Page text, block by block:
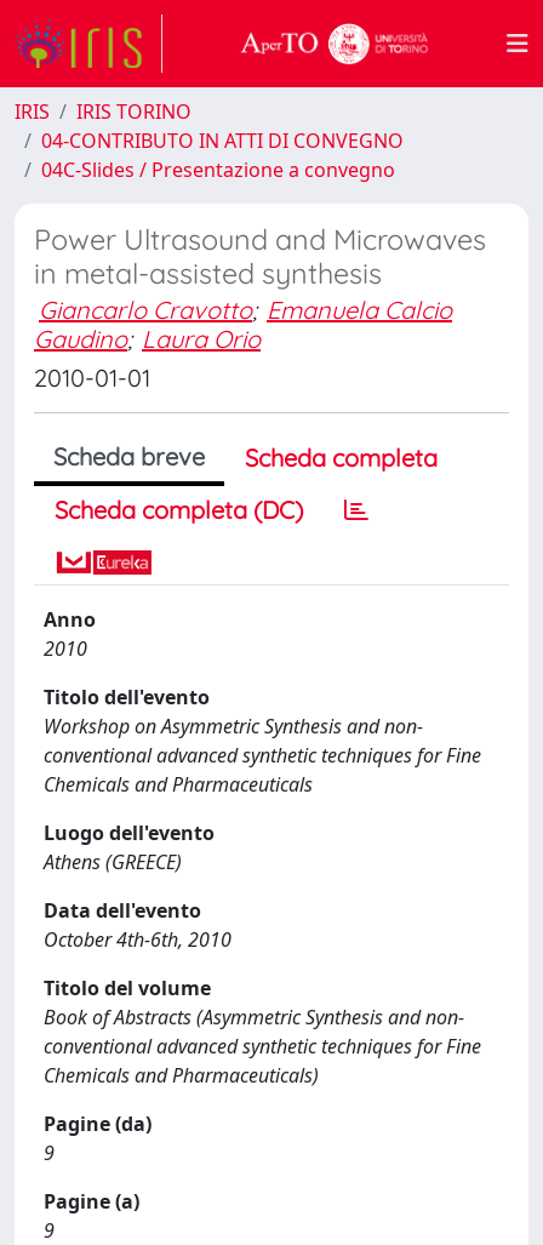
IRIS
IRIS TORINO
04-CONTRIBUTO IN ATTI DI CONVEGNO
04C-Slides / Presentazione a convegno
Power Ultrasound and Microwaves
in metal-assisted synthesis
Giancarlo Cravotto; Emanuela Calcio
Gaudino; Laura Orio
2010-01-01
Scheda breve
Scheda completa
Scheda completa (DC)
Anno
2010
Titolo dell'evento
Workshop on Asymmetric Synthesis and non-
conventional advanced synthetic techniques for Fine
Chemicals and Pharmaceuticals
Luogo dell'evento
Athens (GREECE)
Data dell'evento
October 4th-6th, 2010
Titolo del volume
Book of Abstracts (Asymmetric Synthesis and non-
conventional advanced synthetic techniques for Fine
Chemicals and Pharmaceuticals)
Pagine (da)
9
Pagine (a)
9